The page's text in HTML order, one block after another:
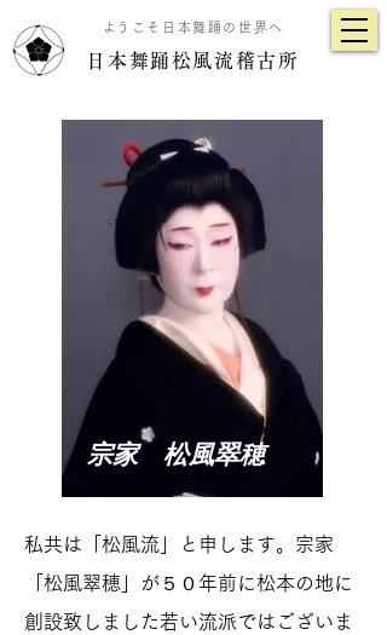
日本舞踊松風流稽古所
​ようこそ日本舞踊の世界へ
宗家 松風翠穂
私共は「松風流」と申します。宗家
「松風翠穂」が５０年前に松本の地に
創設致しました若い流派ではございま